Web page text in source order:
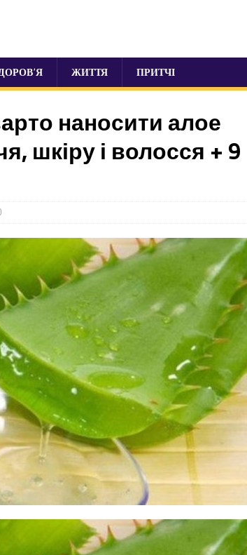
ЖИТТЯ ПРИТЧІ
наносити алое
шкіру і волосся + 9